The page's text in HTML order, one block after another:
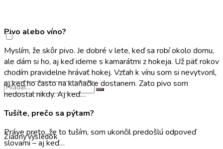
Žiadny výsledok
Pivo alebo víno?
Myslím, že skôr pivo. Je dobré v lete, keď sa robí okolo domu,
ale dám si ho, aj keď ideme s kamarátmi z hokeja. Už päť rokov
chodím pravidelne hrávať hokej. Vzťah k vínu som si nevytvoril,
aj keď ho často na klaňačke dostanem. Zato pivo som
nedostal nikdy. Aj keď…
Tušíte, prečo sa pýtam?
Práve preto, že to tuším, som ukončil predošlú odpoveď
slovami – aj keď…